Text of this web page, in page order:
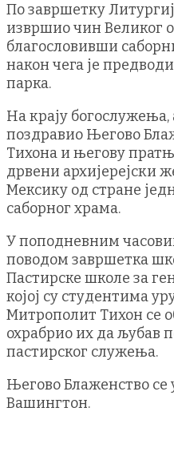
По завршетку
извршио чин Великог
благословивши
након чега је
парка.
На крају богослужења,
поздравио Његово
Тихона и његову
дрвени архијерејски
Мексику од стране
саборног храма.
У поподневним
поводом завршетка
Пастирске школе за
којој су студентима
Митрополит Тихон се
охрабрио их да љубав
пастирског служења.
Његово Блаженство се
Вашингтон.